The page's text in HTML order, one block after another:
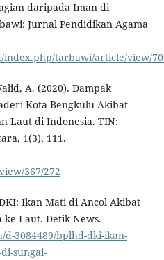
daripada Iman di
Jurnal Pendidikan Agama
tarbawi/article/view/
A. (2020). Dampak
Kota Bengkulu Akibat
Laut di Indonesia. TIN:
1(3), 111.
367/272
Ikan Mati di Ancol Akibat
ke Laut. Detik News.
3084489/bplhd-dki-ikan-
sungai-